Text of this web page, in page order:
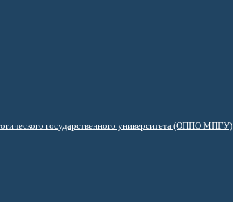
государственного университета (ОППО МПГУ)